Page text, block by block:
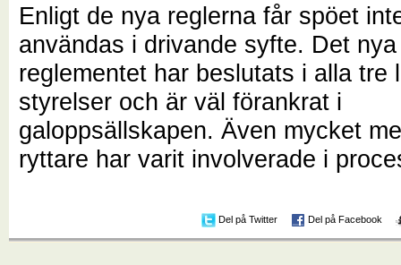
Enligt de nya reglerna får spöet
användas i drivande syfte. Det nya
reglementet har beslutats i alla tre
styrelser och är väl förankrat i
galoppsällskapen. Även mycket
ryttare har varit involverade i
Del på Twitter Del på Facebook